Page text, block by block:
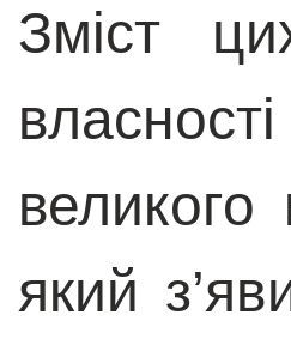
Зміст
великого
який